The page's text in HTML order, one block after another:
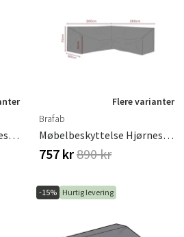
Møbelbeskyttelse Hjørnesofa 260/260x70x90 Cm Premium
Flere varianter
Brafab
Møbelbeskyttelse Hjørnesofa 260/260x70x90 Cm Waterproof
757 kr890 kr
-15% Hurtig levering